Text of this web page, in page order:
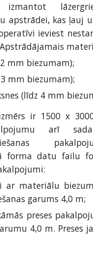
apstrādei, kas ļauj
ieviest
mm biezumam);
mm biezumam);
(līdz 4 mm
ir 1500 x
arī
forma datu failu
ar materiālu
garums 4,0 m;
preses
4,0 m. Preses